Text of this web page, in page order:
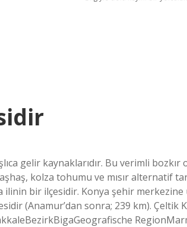
gelir kaynaklarıdır. Bu verimli bozkır
kolza tohumu ve mısır alternatif
bir ilçesidir. Konya şehir merkezine
(Anamur’dan sonra; 239 km). Çeltik